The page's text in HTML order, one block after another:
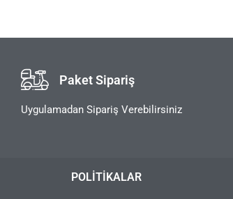
Paket Sipariş
Uygulamadan Sipariş Verebilirsiniz
POLITIKALAR